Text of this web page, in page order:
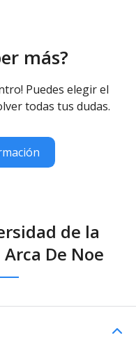
más?
Puedes elegir el
todas tus dudas.
de la
De Noe